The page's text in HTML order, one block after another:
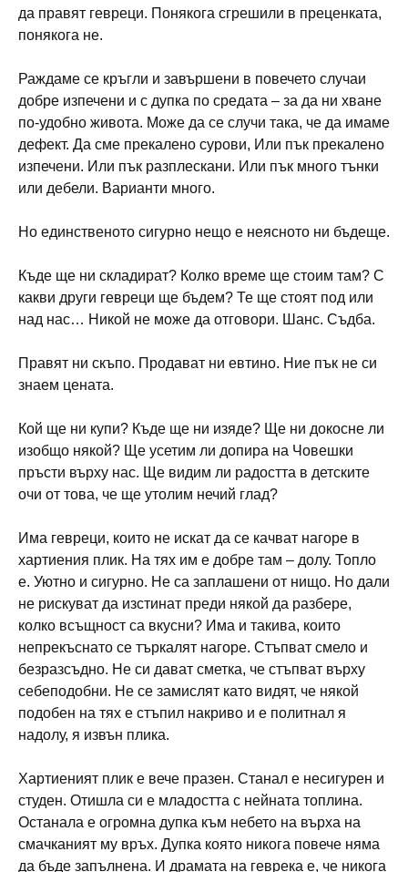
да правят гевреци. Понякога сгрешили в преценката,
понякога не.
Раждаме се кръгли и завършени в повечето случаи
добре изпечени и с дупка по средата – за да ни хване
по-удобно живота. Може да се случи така, че да имаме
дефект. Да сме прекалено сурови, Или пък прекалено
изпечени. Или пък разплескани. Или пък много тънки
или дебели. Варианти много.
Но единственото сигурно нещо е неясното ни бъдеще.
Къде ще ни складират? Колко време ще стоим там? С
какви други гевреци ще бъдем? Те ще стоят под или
над нас… Никой не може да отговори. Шанс. Съдба.
Правят ни скъпо. Продават ни евтино. Ние пък не си
знаем цената.
Кой ще ни купи? Къде ще ни изяде? Ще ни докосне ли
изобщо някой? Ще усетим ли допира на Човешки
пръсти върху нас. Ще видим ли радостта в детските
очи от това, че ще утолим нечий глад?
Има гевреци, които не искат да се качват нагоре в
хартиения плик. На тях им е добре там – долу. Топло
е. Уютно и сигурно. Не са заплашени от нищо. Но дали
не рискуват да изстинат преди някой да разбере,
колко всъщност са вкусни? Има и такива, които
непрекъснато се търкалят нагоре. Стъпват смело и
безразсъдно. Не си дават сметка, че стъпват върху
себеподобни. Не се замислят като видят, че някой
подобен на тях е стъпил накриво и е политнал я
надолу, я извън плика.
Хартиеният плик е вече празен. Станал е несигурен и
студен. Отишла си е младостта с нейната топлина.
Останала е огромна дупка към небето на върха на
смачканият му връх. Дупка която никога повече няма
да бъде запълнена. И драмата на геврека е, че никога